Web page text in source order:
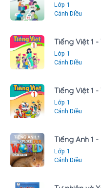
Lớp 1
Cánh Diều
Tiếng Việt 1 -
Lớp 1
Cánh Diều
Tiếng Việt 1 -
Lớp 1
Cánh Diều
Tiếng Anh 1
Lớp 1
Cánh Diều